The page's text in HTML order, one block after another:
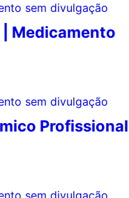
Medicamento
Profissional